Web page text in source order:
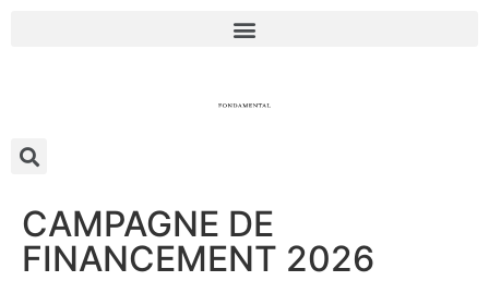
CAMPAGNE DE
FINANCEMENT 2026